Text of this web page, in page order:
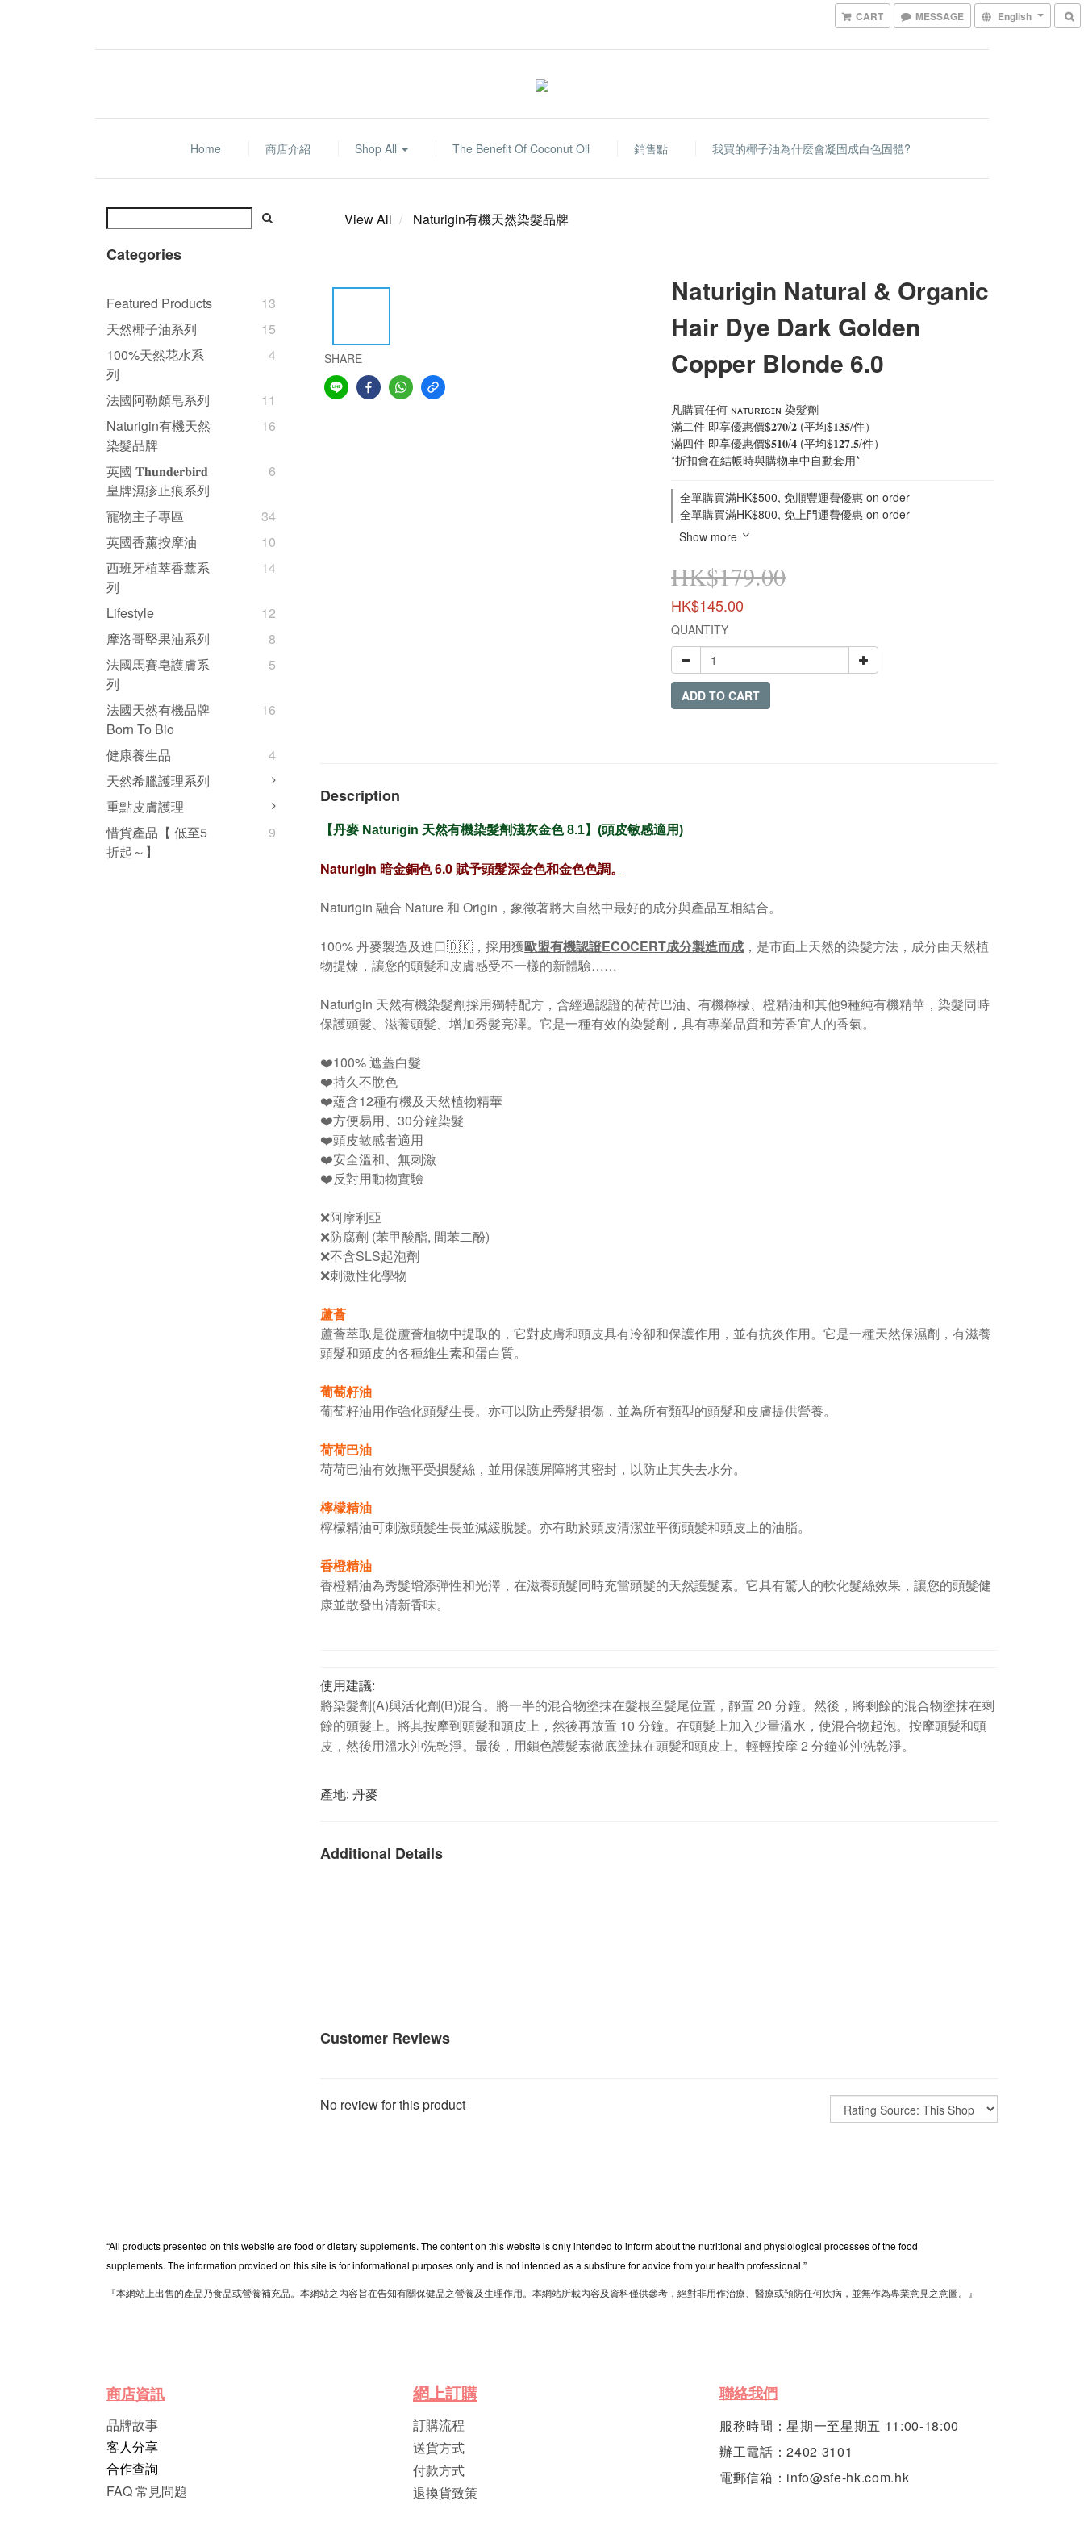
CART MESSAGE English
Home 商店介紹 Shop All The Benefit Of Coconut Oil 銷售點 我買的椰子油為什麼會凝固成白色固體?
Categories
Featured Products
13
天然椰子油系列
15
100%天然花水系
列
4
法國阿勒頗皂系列
11
Naturigin有機天然
染髮品牌
16
英國 𝐓𝐡𝐮𝐧𝐝𝐞𝐫𝐛𝐢𝐫𝐝
皇牌濕疹止痕系列
6
寵物主子專區
34
英國香薰按摩油
10
西班牙植萃香薰系
列
14
Lifestyle
12
摩洛哥堅果油系列
8
法國馬賽皂護膚系
列
5
法國天然有機品牌
Born To Bio
16
健康養生品
4
天然希臘護理系列
重點皮膚護理
惜貨產品【 低至5
折起～】
9
View All Naturigin有機天然染髮品牌
SHARE
Naturigin Natural & Organic
Hair Dye Dark Golden
Copper Blonde 6.0
凡購買任何 ɴᴀᴛᴜʀɪɢɪɴ 染髮劑
滿二件 即享優惠價$𝟐𝟕𝟎/𝟐 (平均$𝟏𝟑𝟓/件）
滿四件 即享優惠價$𝟓𝟏𝟎/𝟒 (平均$𝟏𝟐𝟕.𝟓/件）
*折扣會在結帳時與購物車中自動套用*
全單購買滿HK$500, 免順豐運費優惠 on order
全單購買滿HK$800, 免上門運費優惠 on order
Show more
HK$179.00
HK$145.00
QUANTITY
ADD TO CART
Description
【丹麥 Naturigin 天然有機染髮劑淺灰金色8.1】(頭皮敏感適用)
Naturigin 暗金銅色6.0賦予頭髮深金色和金色色調。
Naturigin 融合 Nature 和 Origin，象徵著將大自然中最好的成分與產品互相結合。
100% 丹麥製造及進口🇩🇰，採用獲歐盟有機認證ECOCERT成分製造而成 ，是市面上天然的染髮方法，成分由天然植
物提煉，讓您的頭髮和皮膚感受不一樣的新體驗……
Naturigin 天然有機染髮劑採用獨特配方，含經過認證的荷荷巴油、有機檸檬、橙精油和其他9種純有機精華，染髮同時
保護頭髮、滋養頭髮、增加秀髮亮澤。它是一種有效的染髮劑，具有專業品質和芳香宜人的香氣。
❤️100% 遮蓋白髮
❤️持久不脫色
❤️蘊含12種有機及天然植物精華
❤️方便易用、30分鐘染髮
❤️頭皮敏感者適用
❤️安全溫和、無刺激
❤️反對用動物實驗
❌阿摩利亞
❌防腐劑 (苯甲酸酯, 間苯二酚)
❌不含SLS起泡劑
❌刺激性化學物
蘆薈
蘆薈萃取是從蘆薈植物中提取的，它對皮膚和頭皮具有冷卻和保護作用，並有抗炎作用。它是一種天然保濕劑，有滋養
頭髮和頭皮的各種維生素和蛋白質。
葡萄籽油
葡萄籽油用作強化頭髮生長。亦可以防止秀髮損傷，並為所有類型的頭髮和皮膚提供營養。
荷荷巴油
荷荷巴油有效撫平受損髮絲，並用保護屏障將其密封，以防止其失去水分。
檸檬精油
檸檬精油可刺激頭髮生長並減緩脫髮。亦有助於頭皮清潔並平衡頭髮和頭皮上的油脂。
香橙精油
香橙精油為秀髮增添彈性和光澤，在滋養頭髮同時充當頭髮的天然護髮素。它具有驚人的軟化髮絲效果，讓您的頭髮健
康並散發出清新香味。
使用建議:
將染髮劑(A)與活化劑(B)混合。將一半的混合物塗抹在髮根至髮尾位置，靜置 20 分鐘。然後，將剩餘的混合物塗抹在剩
餘的頭髮上。將其按摩到頭髮和頭皮上，然後再放置 10 分鐘。在頭髮上加入少量溫水，使混合物起泡。按摩頭髮和頭
皮，然後用溫水沖洗乾淨。最後，用鎖色護髮素徹底塗抹在頭髮和頭皮上。輕輕按摩 2 分鐘並沖洗乾淨。
產地: 丹麥
Additional Details
Customer Reviews
No review for this product
“All products presented on this website are food or dietary supplements. The content on this website is only intended to inform about the nutritional and physiological processes of the food
supplements. The information provided on this site is for informational purposes only and is not intended as a substitute for advice from your health professional.”
『本網站上出售的產品乃食品或營養補充品。本網站之內容旨在告知有關保健品之營養及生理作用。本網站所載內容及資料僅供參考，絕對非用作治療、醫療或預防任何疾病，並無作為專業意見之意圖。』
商店資訊
品牌故事
客人分享
合作查詢
FAQ 常見問題
網上訂購
訂購流程
送貨方式
付款方式
退換貨致策
聯絡我們
服務時間：星期一至星期五 11:00-18:00
辦工電話：2402 3101
電郵信箱：info@sfe-hk.com.hk